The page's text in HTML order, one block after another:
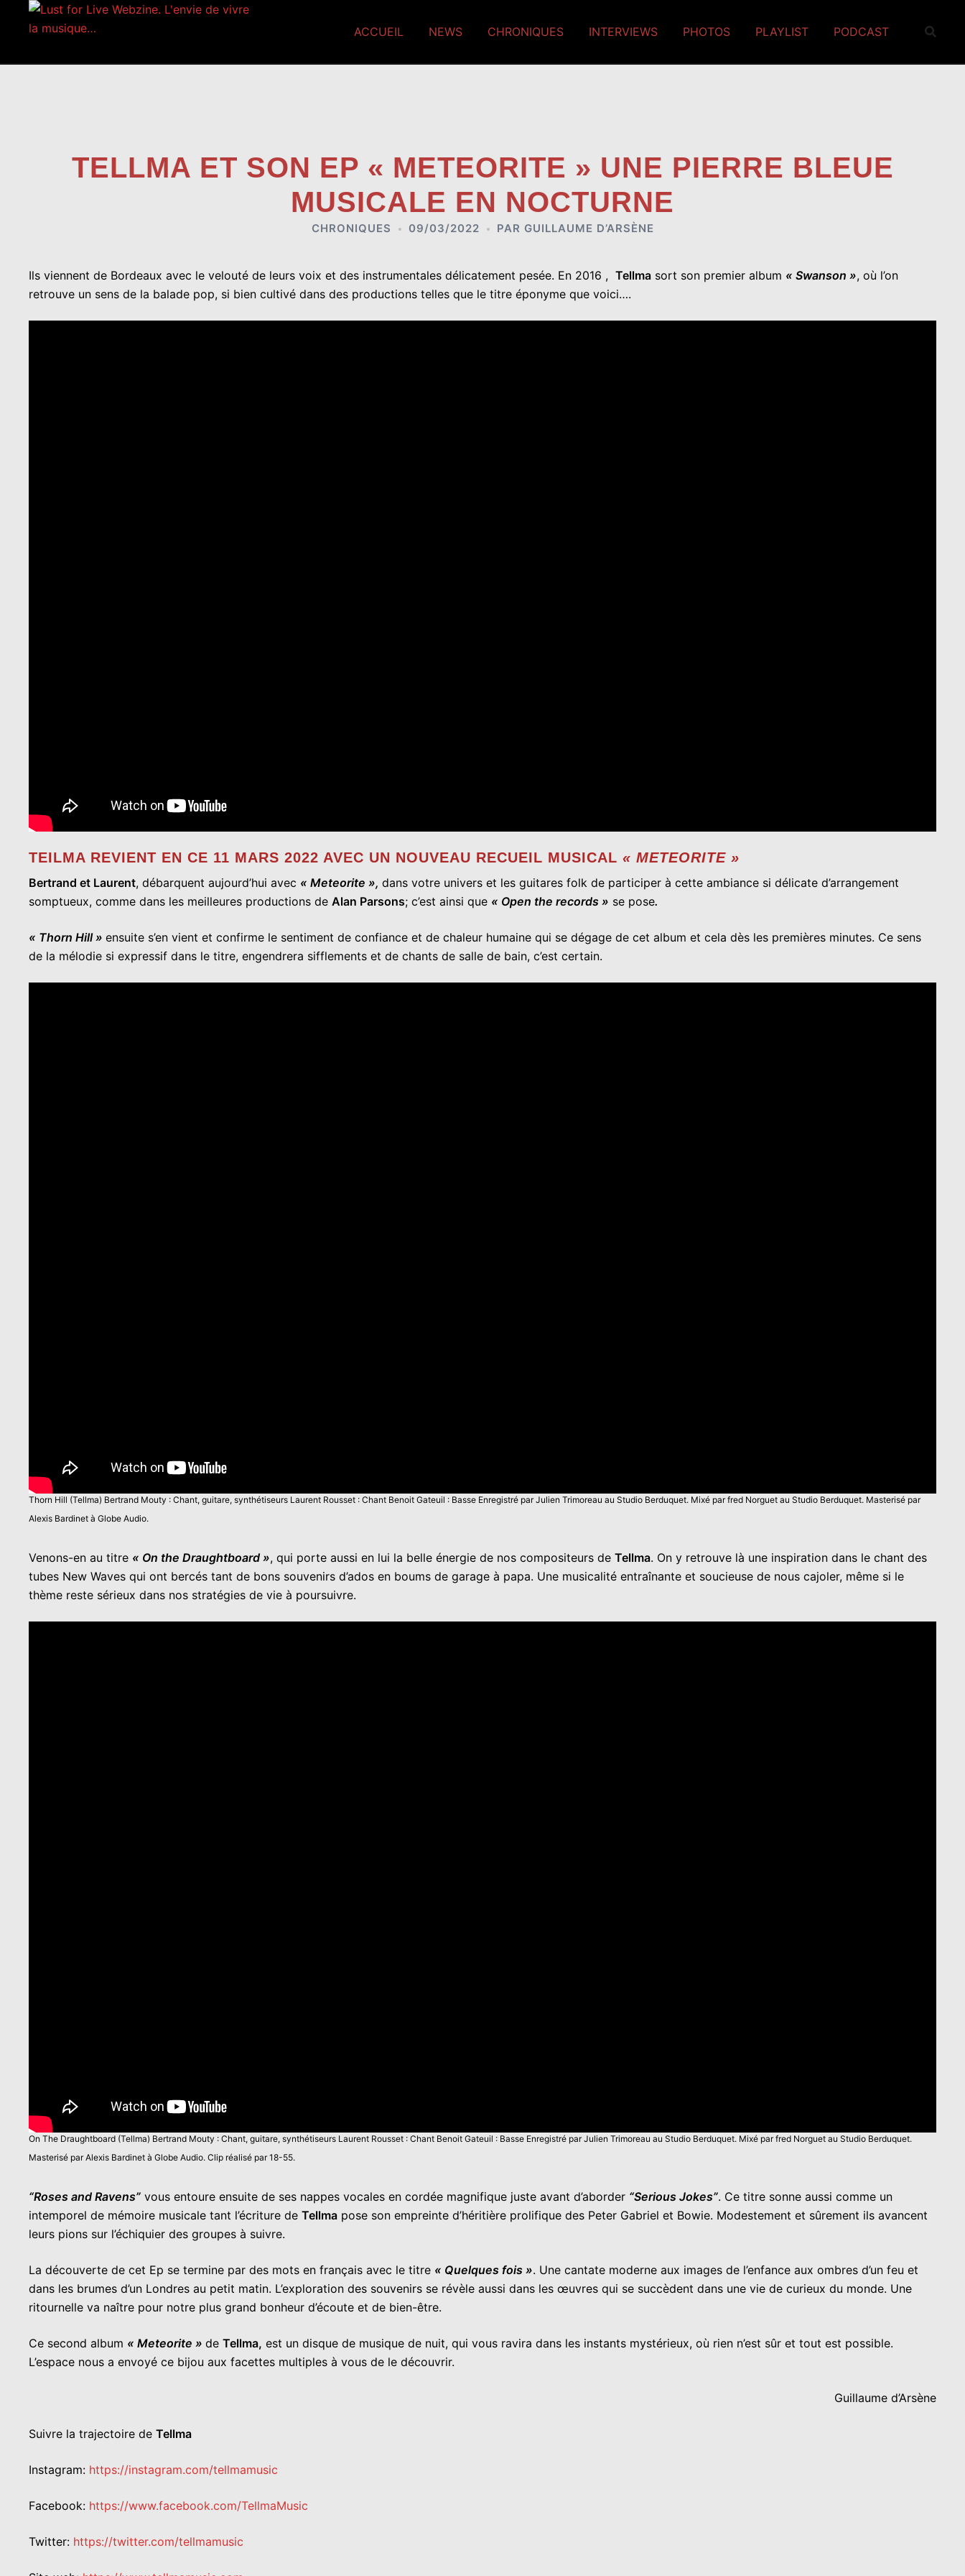
ACCUEIL NEWS CHRONIQUES INTERVIEWS PHOTOS PLAYLIST PODCAST
TELLMA ET SON EP « METEORITE » UNE PIERRE BLEUE
MUSICALE EN NOCTURNE
CHRONIQUES 09/03/2022 PAR GUILLAUME D’ARSÈNE
Ils viennent de Bordeaux avec le velouté de leurs voix et des instrumentales délicatement pesée. En 2016 , Tellma sort son premier album « Swanson », où l’on
retrouve un sens de la balade pop, si bien cultivé dans des productions telles que le titre éponyme que voici….
TEILMA REVIENT EN CE 11 MARS 2022 AVEC UN NOUVEAU RECUEIL MUSICAL « METEORITE »
Bertrand et Laurent, débarquent aujourd’hui avec « Meteorite », dans votre univers et les guitares folk de participer à cette ambiance si délicate d’arrangement
somptueux, comme dans les meilleures productions de Alan Parsons; c’est ainsi que « Open the records » se pose.
« Thorn Hill » ensuite s’en vient et confirme le sentiment de confiance et de chaleur humaine qui se dégage de cet album et cela dès les premières minutes. Ce sens
de la mélodie si expressif dans le titre, engendrera sifflements et de chants de salle de bain, c’est certain.
Thorn Hill (Tellma) Bertrand Mouty : Chant, guitare, synthétiseurs Laurent Rousset : Chant Benoit Gateuil : Basse Enregistré par Julien Trimoreau au Studio Berduquet. Mixé par fred Norguet au Studio Berduquet. Masterisé par
Alexis Bardinet à Globe Audio.
Venons-en au titre « On the Draughtboard », qui porte aussi en lui la belle énergie de nos compositeurs de Tellma. On y retrouve là une inspiration dans le chant des
tubes New Waves qui ont bercés tant de bons souvenirs d’ados en boums de garage à papa. Une musicalité entraînante et soucieuse de nous cajoler, même si le
thème reste sérieux dans nos stratégies de vie à poursuivre.
On The Draughtboard (Tellma) Bertrand Mouty : Chant, guitare, synthétiseurs Laurent Rousset : Chant Benoit Gateuil : Basse Enregistré par Julien Trimoreau au Studio Berduquet. Mixé par fred Norguet au Studio Berduquet.
Masterisé par Alexis Bardinet à Globe Audio. Clip réalisé par 18-55.
“Roses and Ravens” vous entoure ensuite de ses nappes vocales en cordée magnifique juste avant d’aborder “Serious Jokes”. Ce titre sonne aussi comme un
intemporel de mémoire musicale tant l’écriture de Tellma pose son empreinte d’héritière prolifique des Peter Gabriel et Bowie. Modestement et sûrement ils avancent
leurs pions sur l’échiquier des groupes à suivre.
La découverte de cet Ep se termine par des mots en français avec le titre « Quelques fois ». Une cantate moderne aux images de l’enfance aux ombres d’un feu et
dans les brumes d’un Londres au petit matin. L’exploration des souvenirs se révèle aussi dans les œuvres qui se succèdent dans une vie de curieux du monde. Une
ritournelle va naître pour notre plus grand bonheur d’écoute et de bien-être.
Ce second album « Meteorite » de Tellma, est un disque de musique de nuit, qui vous ravira dans les instants mystérieux, où rien n’est sûr et tout est possible.
L’espace nous a envoyé ce bijou aux facettes multiples à vous de le découvrir.
Guillaume d’Arsène
Suivre la trajectoire de Tellma
Instagram: https://instagram.com/tellmamusic
Facebook: https://www.facebook.com/TellmaMusic
Twitter: https://twitter.com/tellmamusic